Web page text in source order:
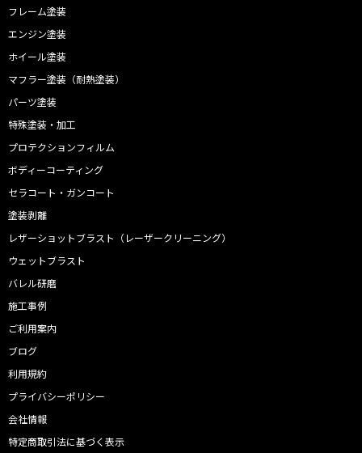
フレーム塗装
エンジン塗装
ホイール塗装
マフラー塗装（耐熱塗装）
パーツ塗装
特殊塗装・加工
プロテクションフィルム
ボディーコーティング
セラコート・ガンコート
塗装剥離
レザーショットブラスト（レーザークリーニング）
ウェットブラスト
バレル研磨
施工事例
ご利用案内
ブログ
利用規約
プライバシーポリシー
会社情報
特定商取引法に基づく表示